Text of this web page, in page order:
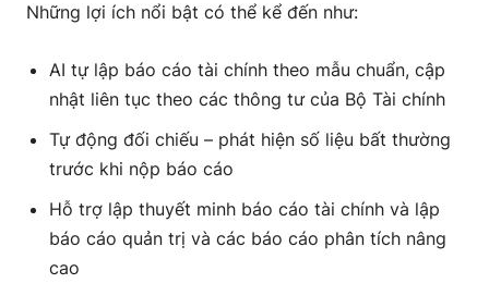
Những lợi ích nổi bật có thể kể đến như:
AI tự lập báo cáo tài chính theo mẫu chuẩn, cập
nhật liên tục theo các thông tư của Bộ Tài chính
Tự động đối chiếu – phát hiện số liệu bất thường
trước khi nộp báo cáo
Hỗ trợ lập thuyết minh báo cáo tài chính và lập
báo cáo quản trị và các báo cáo phân tích nâng
cao